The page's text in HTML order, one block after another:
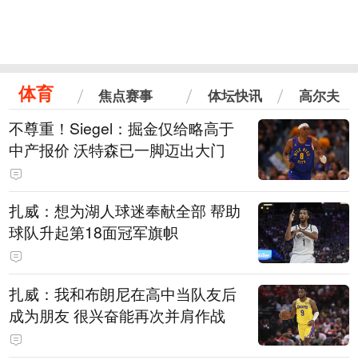
体育 焦点赛事 体坛快讯 高尔夫
不尊重！Siegel：掘金仅给略高于
中产报价 沃特森已一脚迈出大门
扎威：想为湖人球迷奉献全部 帮助
球队升起第18面冠军旗帜
扎威：我和布朗尼在高中当队友后
成为朋友 很兴奋能再次并肩作战